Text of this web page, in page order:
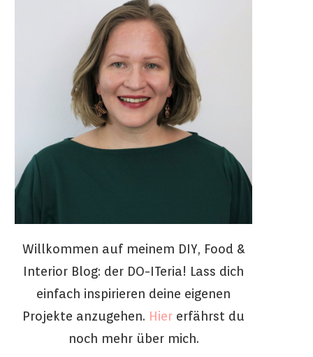
Willkommen auf meinem DIY, Food &
Interior Blog: der DO-ITeria! Lass dich
einfach inspirieren deine eigenen
Projekte anzugehen. Hier erfährst du
noch mehr über mich.